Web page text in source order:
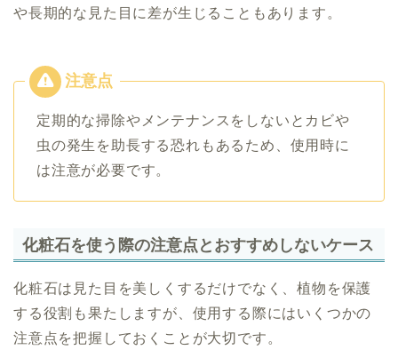
や長期的な見た目に差が生じることもあります。
定期的な掃除やメンテナンスをしないとカビや
虫の発生を助長する恐れもあるため、使用時に
は注意が必要です。
化粧石を使う際の注意点とおすすめしないケース
化粧石は見た目を美しくするだけでなく、植物を保護
する役割も果たしますが、使用する際にはいくつかの
注意点を把握しておくことが大切です。